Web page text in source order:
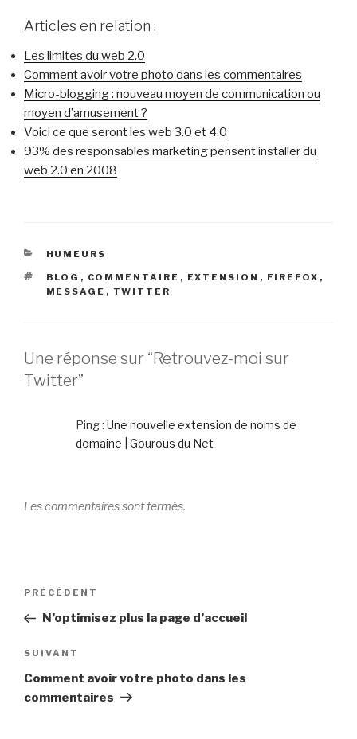
Articles en relation :
Les limites du web 2.0
Comment avoir votre photo dans les commentaires
Micro-blogging : nouveau moyen de communication ou
moyen d’amusement ?
Voici ce que seront les web 3.0 et 4.0
93% des responsables marketing pensent installer du
web 2.0 en 2008
CATÉGORIES
HUMEURS
ÉTIQUETTES
BLOG , COMMENTAIRE , EXTENSION , FIREFOX ,
MESSAGE , TWITTER
Une réponse sur “Retrouvez-moi sur
Twitter”
Ping : Une nouvelle extension de noms de
domaine | Gourous du Net
Les commentaires sont fermés.
Navigation
l’article
Article
précédent
PRÉCÉDENT
N’optimisez plus la page d’accueil
Article
suivant
SUIVANT
Comment avoir votre photo dans les
commentaires